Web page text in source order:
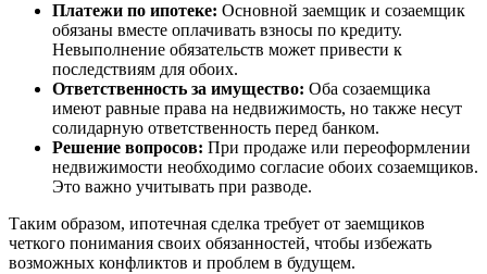
Платежи по ипотеке: Основной заемщик и созаемщик
обязаны вместе оплачивать взносы по кредиту.
Невыполнение обязательств может привести к
последствиям для обоих.
Ответственность за имущество: Оба созаемщика
имеют равные права на недвижимость, но также несут
солидарную ответственность перед банком.
Решение вопросов: При продаже или переоформлении
недвижимости необходимо согласие обоих созаемщиков.
Это важно учитывать при разводе.
Таким образом, ипотечная сделка требует от заемщиков
четкого понимания своих обязанностей, чтобы избежать
возможных конфликтов и проблем в будущем.